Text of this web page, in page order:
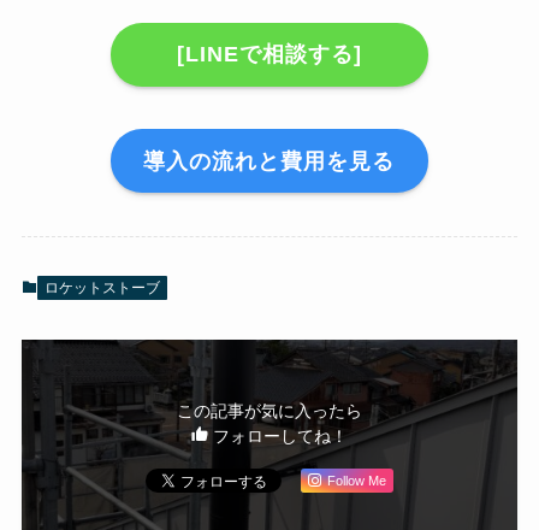
[LINEで相談する]
導入の流れと費用を見る
ロケットストーブ
この記事が気に入ったら
フォローしてね！
Follow Me